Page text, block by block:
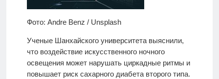
Фото: Andre Benz / Unsplash
Ученые Шанхайского университета выяснили,
что воздействие искусственного ночного
освещения может нарушать циркадные ритмы и
повышает риск сахарного диабета второго типа.